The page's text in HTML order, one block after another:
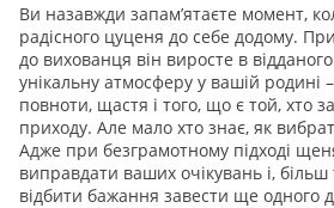
Ви назавжди запам’ятаєте момент,
радісного цуценя до себе додому.
до вихованця він виросте в
унікальну атмосферу у вашій родині
повноти, щастя і того, що є той, хто
приходу. Але мало хто знає, як
Адже при безграмотному підході
виправдати ваших очікувань і, більш
відбити бажання завести ще одного